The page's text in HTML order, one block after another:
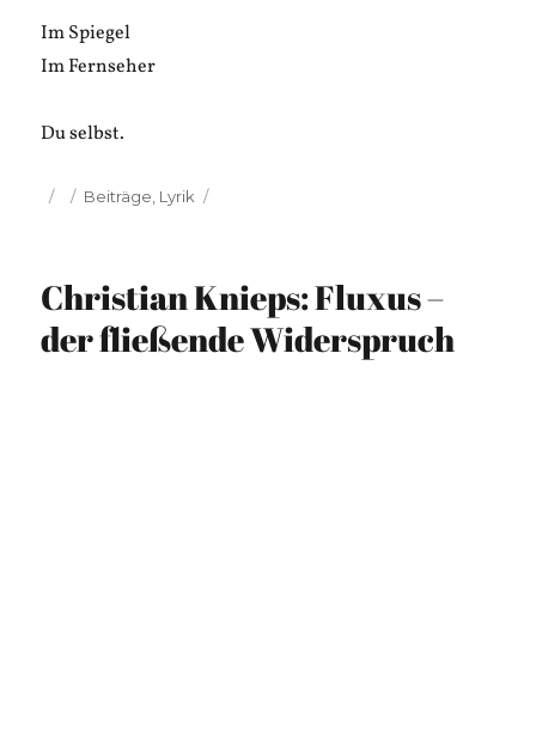
Im Spiegel
Im Fernseher
Du selbst.
Veröffentlicht
Kategorien
Beiträge Lyrik
Christian Knieps: Fluxus –
der fließende Widerspruch